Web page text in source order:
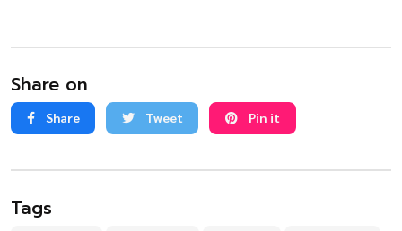
Share on
Share Tweet Pin it
Tags